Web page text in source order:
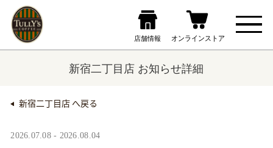
新宿二丁目店 お知らせ詳細
新宿二丁目店 へ戻る
2026.07.08 - 2026.08.04